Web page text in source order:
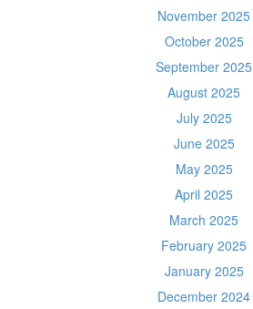
November 2025
October 2025
September 2025
August 2025
July 2025
June 2025
May 2025
April 2025
March 2025
February 2025
January 2025
December 2024